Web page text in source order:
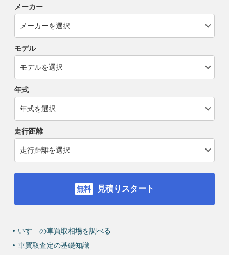
メーカー
モデル
年式
走行距離
見積りスタート
いすゞの車買取相場を調べる
車買取査定の基礎知識